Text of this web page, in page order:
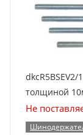
толщиной
Не